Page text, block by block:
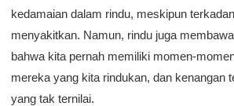
kedamaian dalam rindu, meskipun
menyakitkan. Namun, rindu juga
bahwa kita pernah memiliki momen-
mereka yang kita rindukan, dan kenangan
yang tak ternilai.